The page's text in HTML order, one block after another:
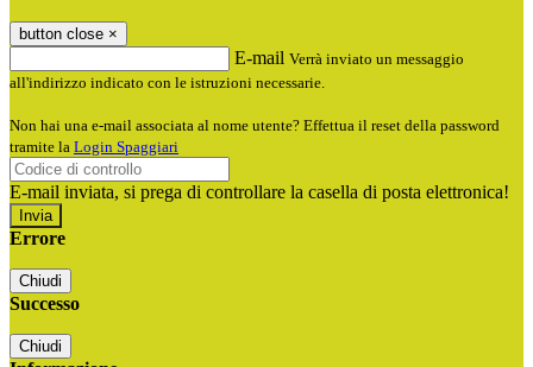
button close ×
E-mail Verrà inviato un messaggio
all'indirizzo indicato con le istruzioni necessarie.
Non hai una e-mail associata al nome utente? Effettua il reset della password
tramite la Login Spaggiari
E-mail inviata, si prega di controllare la casella di posta elettronica!
Errore
Chiudi
Successo
Chiudi